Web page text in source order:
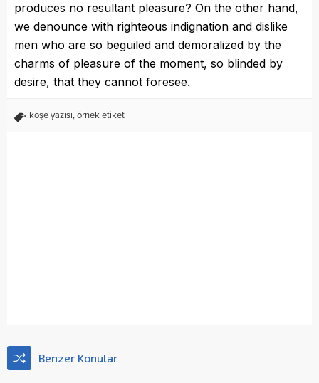
produces no resultant pleasure? On the other hand,
we denounce with righteous indignation and dislike
men who are so beguiled and demoralized by the
charms of pleasure of the moment, so blinded by
desire, that they cannot foresee.
köşe yazısı,örnek etiket
Benzer Konular